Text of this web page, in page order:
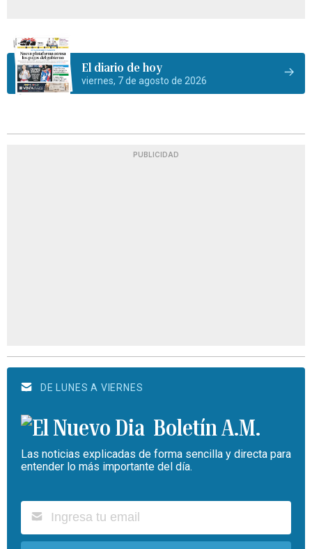
El diario de hoy
viernes, 7 de agosto de 2026
PUBLICIDAD
DE LUNES A VIERNES
Boletín A.M.
Las noticias explicadas de forma sencilla y directa para
entender lo más importante del día.